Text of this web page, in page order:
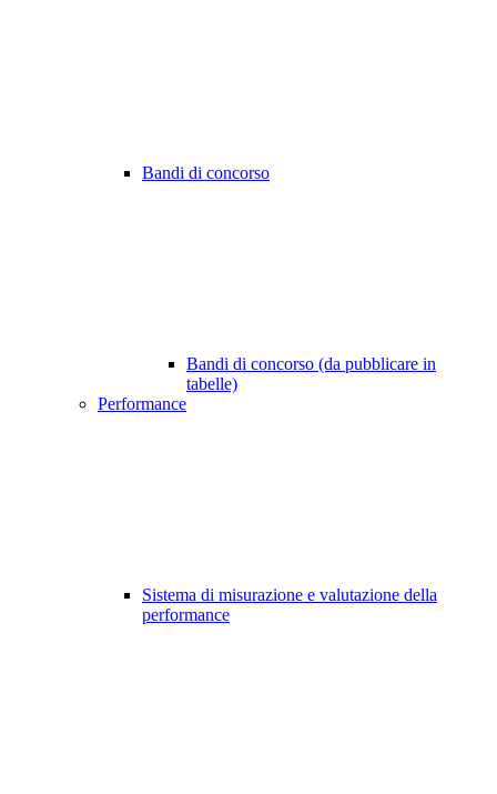
Bandi di concorso
Bandi di concorso (da pubblicare in
tabelle)
Performance
Sistema di misurazione e valutazione della
performance